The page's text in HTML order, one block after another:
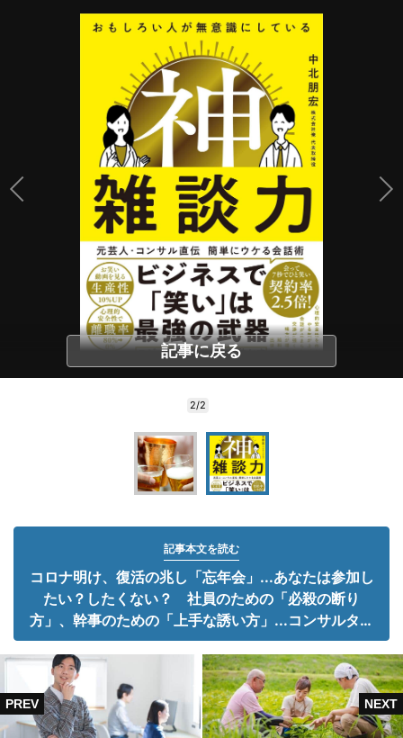
記事に戻る
2/2
記事本文を読む
コロナ明け、復活の兆し「忘年会」...あなたは参加し
たい？したくない？ 社員のための「必殺の断り
方」、幹事のための「上手な誘い方」...コンサルタン
トに聞く